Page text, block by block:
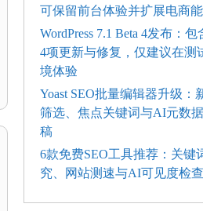
可保留前台体验并扩展电商
WordPress 7.1 Beta 4发布：包
4项更新与修复，仅建议在测
境体验
Yoast SEO批量编辑器升级：
筛选、焦点关键词与AI元数
稿
6款免费SEO工具推荐：关键
究、网站测速与AI可见度检查